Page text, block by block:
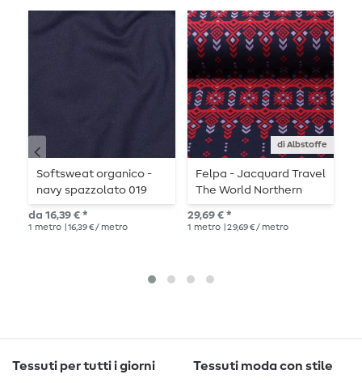
Softsweat organico -
navy spazzolato 019
da 16,39 € *
1 metro | 16,39 € / metro
di Albstoffe
Felpa - Jacquard Travel
The World Northern
Lights Blu
29,69 € *
1 metro | 29,69 € / metro
Tessuti per tutti i giorni Tessuti moda con stile